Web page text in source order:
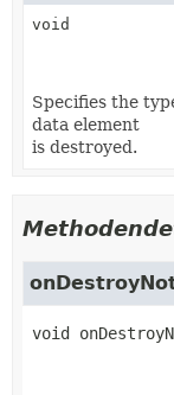
void
Specifies the
data element
is destroyed.
void